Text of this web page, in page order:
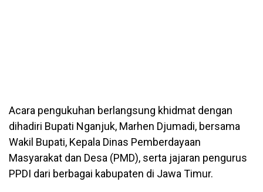
Acara pengukuhan berlangsung khidmat dengan
dihadiri Bupati Nganjuk, Marhen Djumadi, bersama
Wakil Bupati, Kepala Dinas Pemberdayaan
Masyarakat dan Desa (PMD), serta jajaran pengurus
PPDI dari berbagai kabupaten di Jawa Timur.